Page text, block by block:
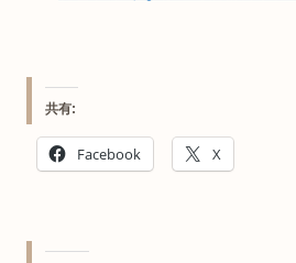
共有:
Facebook X